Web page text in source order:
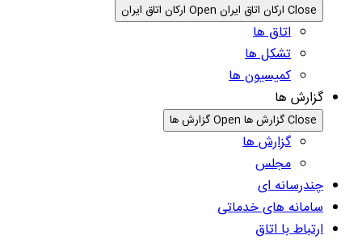
Close ارکان اتاق ایران Open ارکان اتاق ایران
اتاق ها
تشکل ها
کمیسیون ها
گزارش ها
Close گزارش ها Open گزارش ها
گزارش ها
مجلس
چندرسانه ای
سامانه های خدماتی
ارتباط با اتاق